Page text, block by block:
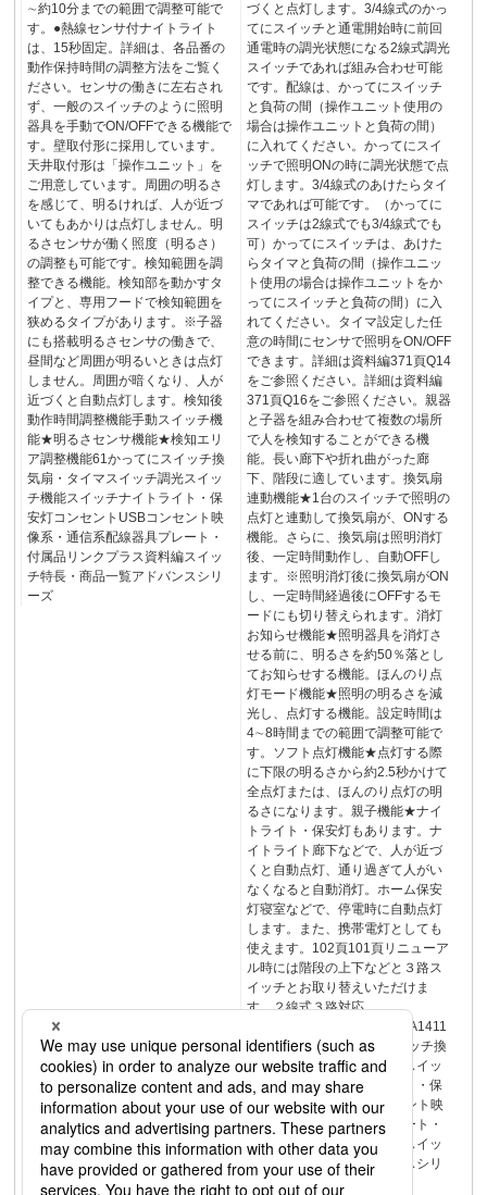
∼約10分までの範囲で調整可能で
す。●熱線センサ付ナイトライト
は、15秒固定。詳細は、各品番の
動作保持時間の調整方法をご覧く
ださい。センサの働きに左右され
ず、一般のスイッチのように照明
器具を手動でON/OFFできる機能で
す。壁取付形に採用しています。
天井取付形は「操作ユニット」を
ご用意しています。周囲の明るさ
を感じて、明るければ、人が近づ
いてもあかりは点灯しません。明
るさセンサが働く照度（明るさ）
の調整も可能です。検知範囲を調
整できる機能。検知部を動かすタ
イプと、専用フードで検知範囲を
狭めるタイプがあります。※子器
にも搭載明るさセンサの働きで、
昼間など周囲が明るいときは点灯
しません。周囲が暗くなり、人が
近づくと自動点灯します。検知後
動作時間調整機能手動スイッチ機
能★明るさセンサ機能★検知エリ
ア調整機能61かってにスイッチ換
気扇・タイマスイッチ調光スイッ
チ機能スイッチナイトライト・保
安灯コンセントUSBコンセント映
像系・通信系配線器具プレート・
付属品リンクプラス資料編スイッ
チ特長・商品一覧アドバンスシリ
ーズ
づくと点灯します。3/4線式のかっ
てにスイッチと通電開始時に前回
通電時の調光状態になる2線式調光
スイッチであれば組み合わせ可能
です。配線は、かってにスイッチ
と負荷の間（操作ユニット使用の
場合は操作ユニットと負荷の間）
に入れてください。かってにスイ
ッチで照明ONの時に調光状態で点
灯します。3/4線式のあけたらタイ
マであれば可能です。（かってに
スイッチは2線式でも3/4線式でも
可）かってにスイッチは、あけた
らタイマと負荷の間（操作ユニッ
ト使用の場合は操作ユニットをか
ってにスイッチと負荷の間）に入
れてください。タイマ設定した任
意の時間にセンサで照明をON/OFF
できます。詳細は資料編371頁Q14
をご参照ください。詳細は資料編
371頁Q16をご参照ください。親器
と子器を組み合わせて複数の場所
で人を検知することができる機
能。長い廊下や折れ曲がった廊
下、階段に適しています。換気扇
連動機能★1台のスイッチで照明の
点灯と連動して換気扇が、ONする
機能。さらに、換気扇は照明消灯
後、一定時間動作し、自動OFFし
ます。※照明消灯後に換気扇がON
し、一定時間経過後にOFFするモ
ードにも切り替えられます。消灯
お知らせ機能★照明器具を消灯さ
せる前に、明るさを約50％落とし
てお知らせする機能。ほんのり点
灯モード機能★照明の明るさを減
光し、点灯する機能。設定時間は
4∼8時間までの範囲で調整可能で
す。ソフト点灯機能★点灯する際
に下限の明るさから約2.5秒かけて
全点灯または、ほんのり点灯の明
るさになります。親子機能★ナイ
トライト・保安灯もあります。ナ
イトライト廊下などで、人が近づ
くと自動点灯、通り過ぎて人がい
なくなると自動消灯。ホーム保安
灯寝室などで、停電時に自動点灯
します。また、携帯電灯としても
使えます。102頁101頁リニューア
ル時には階段の上下などと３路ス
イッチとお取り替えいただけま
す。２線式３路対応
WTA19119□WTA18119□WTA1411
8□親器子器62かってにスイッチ換
気扇・タイマスイッチ調光スイッ
チ機能スイッチナイトライト・保
安灯コンセントUSBコンセント映
像系・通信系配線器具プレート・
付属品リンクプラス資料編スイッ
チ特長・商品一覧アドバンスシリ
ーズ